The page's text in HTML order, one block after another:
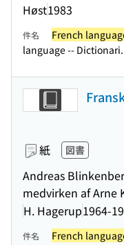
Høst1983
件名 French
language --
紙 図書
Andreas
medvirken af Arne
H. Hagerup1964-
件名 French